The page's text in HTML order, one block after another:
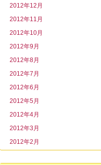
2012年12月
2012年11月
2012年10月
2012年9月
2012年8月
2012年7月
2012年6月
2012年5月
2012年4月
2012年3月
2012年2月